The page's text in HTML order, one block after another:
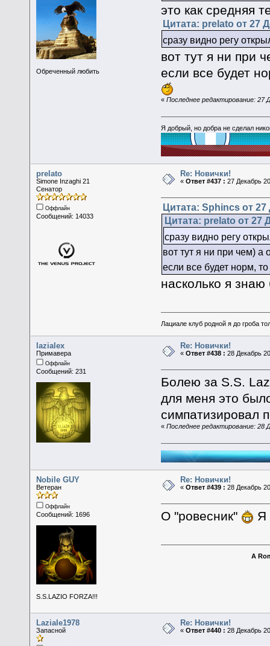
Обреченный любить
это как средняя
Цитата: prelato от 27
сразу видно регу
вот тут я ни при
если все будет
« Последнее редактирование: 27
Я добрый, но добра не сделал
prelato
Simone Inzaghi 21
Сенатор
Оффлайн
Сообщений: 14033
Re: Новички!
«Ответ #437 : 27 Декабрь
Цитата: Sphincs от 27
Цитата: prelato от 27
сразу видно регу
вот тут я ни при чем) а
если все будет норм,
насколько я знаю
Лациале клуб родной я до гроба
lazialex
Примавера
Оффлайн
Сообщений: 231
Re: Новички!
«Ответ #438 : 28 Декабрь
Болею за S.S.
для меня это
симпатизировал
« Последнее редактирование: 28
Nobile GUY
Ветеран
Оффлайн
Сообщений: 1696
S.S.LAZIO FORZA!!!
Re: Новички!
«Ответ #439 : 28 Декабрь
О "ровесник" Я
A
Laziale1978
Запасной
Re: Новички!
«Ответ #440 : 28 Декабрь